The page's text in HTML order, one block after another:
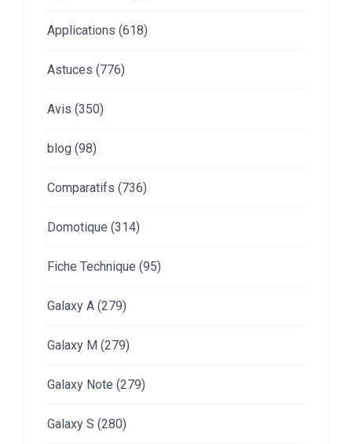
Applications (618)
Astuces (776)
Avis (350)
blog (98)
Comparatifs (736)
Domotique (314)
Fiche Technique (95)
Galaxy A (279)
Galaxy M (279)
Galaxy Note (279)
Galaxy S (280)